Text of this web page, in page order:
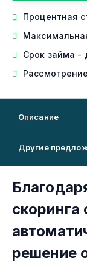
Процентная
Срок займа -
Описание
Другие
скоринга
решение